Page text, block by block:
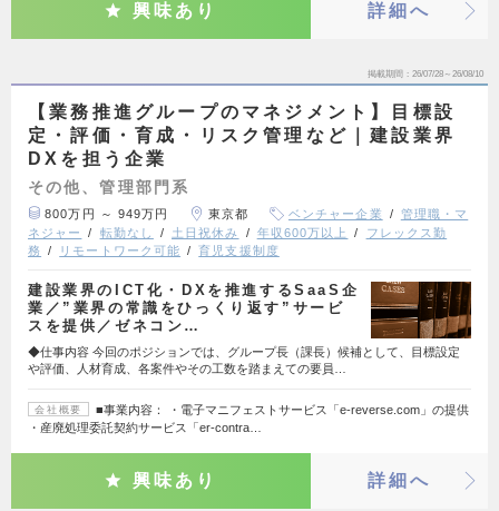
興味あり 詳細へ
掲載期間 26/07/28～26/08/10
【業務推進グループのマネジメント】目標設
定・評価・育成・リスク管理など｜建設業界
DXを担う企業
その他、管理部門系
800万円 ～ 949万円 東京都 ベンチャー企業
管理職・マ
ネジャー
転勤なし 土日祝休み 年収600万以上
フレックス勤
務
リモートワーク可能 育児支援制度
建設業界のICT化・DXを推進するSaaS企
業／”業界の常識をひっくり返す”サービ
スを提供／ゼネコン…
◆仕事内容 今回のポジションでは、グループ長（課長）候補として、目標設定
や評価、人材育成、各案件やその工数を踏まえての要員…
会社概要
■事業内容： ・電子マニフェストサービス「e-reverse.com」の提供
・産廃処理委託契約サービス「er-contra…
興味あり 詳細へ